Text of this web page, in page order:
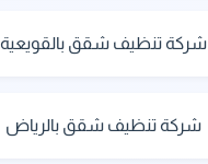
شركة تنظيف شقق بالقويعية
شركة تنظيف شقق بالرياض